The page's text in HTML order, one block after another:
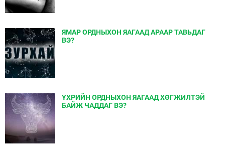
ЯМАР ОРДНЫХОН ЯАГААД АРААР ТАВЬДАГ
ВЭ?
ҮХРИЙН ОРДНЫХОН ЯАГААД ХӨГЖИЛТЭЙ
БАЙЖ ЧАДДАГ ВЭ?